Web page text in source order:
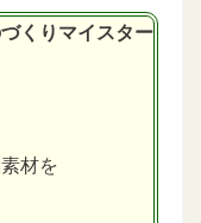
くりマイスター
材を